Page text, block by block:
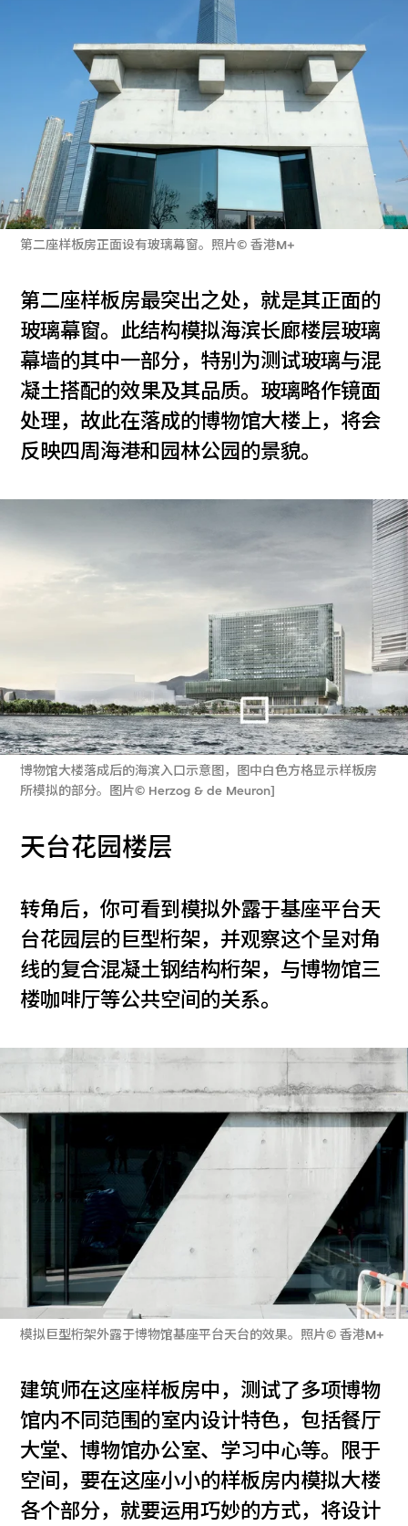
第二座样板房正面设有玻璃幕窗。照片© 香港M+
第二座样板房最突出之处，就是其正面的
玻璃幕窗。此结构模拟海滨长廊楼层玻璃
幕墙的其中一部分，特别为测试玻璃与混
凝土搭配的效果及其品质。玻璃略作镜面
处理，故此在落成的博物馆大楼上，将会
反映四周海港和园林公园的景貌。
博物馆大楼落成后的海滨入口示意图，图中白色方格显示样板房
所模拟的部分。图片© Herzog & de Meuron]
天台花园楼层
转角后，你可看到模拟外露于基座平台天
台花园层的巨型桁架，并观察这个呈对角
线的复合混凝土钢结构桁架，与博物馆三
楼咖啡厅等公共空间的关系。
模拟巨型桁架外露于博物馆基座平台天台的效果。照片© 香港M+
建筑师在这座样板房中，测试了多项博物
馆内不同范围的室内设计特色，包括餐厅
大堂、博物馆办公室、学习中心等。限于
空间，要在这座小小的样板房内模拟大楼
各个部分，就要运用巧妙的方式，将设计